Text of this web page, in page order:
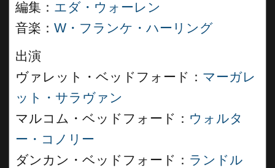
編集： エダ・ウォーレン
音楽： W・フランケ・ハーリング
出演
ヴァレット・ベッドフォード： マーガレ
ット・サラヴァン
マルコム・ベッドフォード： ウォルタ
ー・コノリー
ダンカン・ベッドフォード： ランドル